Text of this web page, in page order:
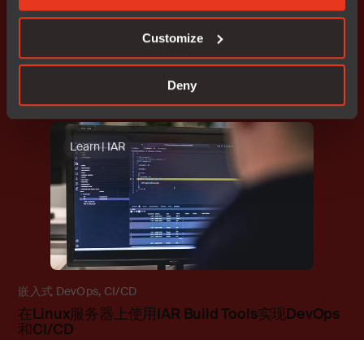
Customize
Deny
编程,调试
在IAR Embedded Workbench中计算多个地址区间
的Checksum
Learn | IAR
嵌入式 DevOps, CI/CD
在Linux服务器上使用IAR Build Tools实现DevOps
和CI/CD